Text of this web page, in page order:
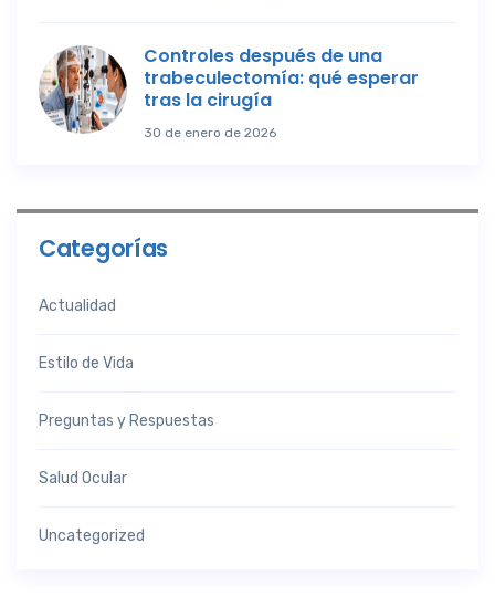
Controles después de una
trabeculectomía: qué esperar
tras la cirugía
30 de enero de 2026
Categorías
Actualidad
Estilo de Vida
Preguntas y Respuestas
Salud Ocular
Uncategorized